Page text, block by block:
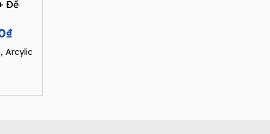
Đế
₫Current
price
is:
Arcylic